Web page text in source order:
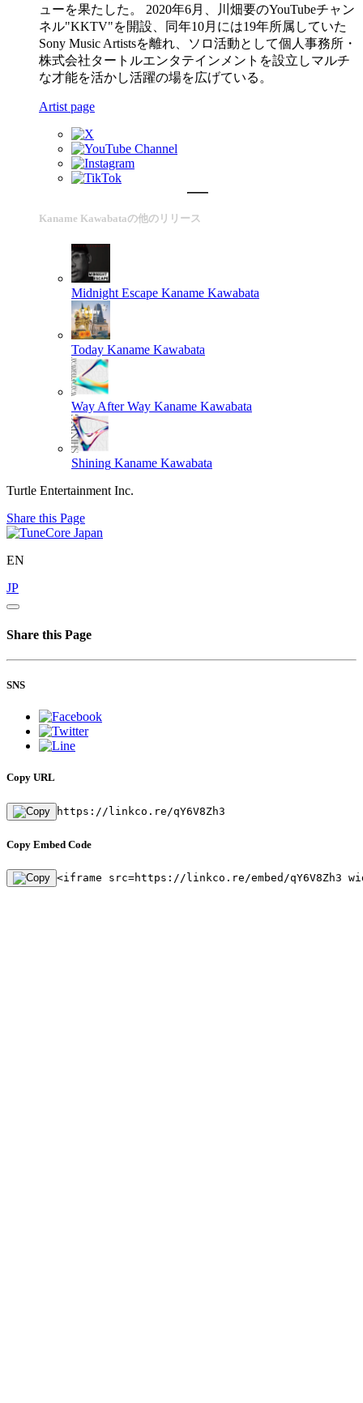
ューを果たした。 2020年6月、川畑要のYouTubeチャン
ネル"KKTV"を開設、同年10月には19年所属していた
Sony Music Artistsを離れ、ソロ活動として個人事務所・
株式会社タートルエンタテインメントを設立しマルチ
な才能を活かし活躍の場を広げている。
Artist page
Kaname Kawabataの他のリリース
Midnight Escape Kaname Kawabata
Today Kaname Kawabata
Way After Way Kaname Kawabata
Shining Kaname Kawabata
Turtle Entertainment Inc.
Share this Page
EN
JP
Share this Page
SNS
Copy URL
https://linkco.re/qY6V8Zh3
Copy Embed Code
<iframe src=https://linkco.re/embed/qY6V8Zh3